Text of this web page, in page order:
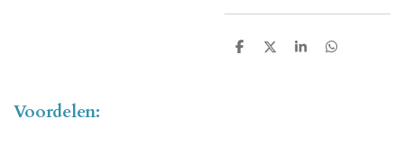
D
D
S
D
Voordelen: